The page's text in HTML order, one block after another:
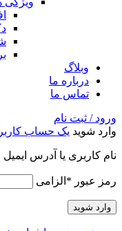
وبلاگ
درباره ما
تماس ما
ورود / ثبت نام
وارد شوید یک حساب
نام کاربری یا آدرس ایمیل
رمز عبور * الزامی
وارد شوید